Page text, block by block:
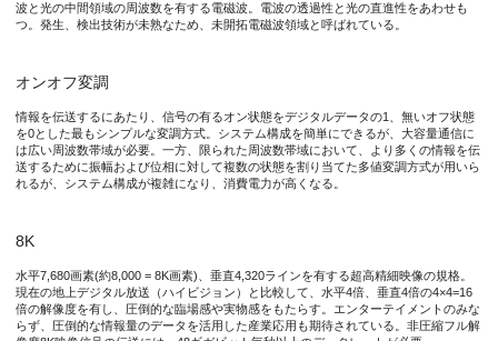
本研究に関わる成果は、2021年2月3日（水）14時からオンライ
https://www.jst.go.jp/kisoken/crest/research/activity/1111078/
および、2021年3月10日（水）にオンラインで開催予定の電子
等で報告されます。
参考URL
波と光の中間領域の周波数を有する電磁波。電波の透過性と光の直進性をあわせも
つ。発生、検出技術が未熟なため、未開拓電磁波領域と呼ばれている。
オンオフ変調
情報を伝送するにあたり、信号の有るオン状態をデジタルデータの1、無いオフ状態
を0とした最もシンプルな変調方式。システム構成を簡単にできるが、大容量通信に
は広い周波数帯域が必要。一方、限られた周波数帯域において、より多くの情報を伝
送するために振幅および位相に対して複数の状態を割り当てた多値変調方式が用いら
れるが、システム構成が複雑になり、消費電力が高くなる。
8K
水平7,680画素(約8,000 = 8K画素)、垂直4,320ラインを有する超高精細映像の規格。
現在の地上デジタル放送（ハイビジョン）と比較して、水平4倍、垂直4倍の4×4=16
倍の解像度を有し、圧倒的な臨場感や実物感をもたらす。エンターテイメントのみな
らず、圧倒的な情報量のデータを活用した産業応用も期待されている。非圧縮フル解